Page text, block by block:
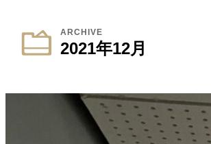
ARCHIVE
2021年12月